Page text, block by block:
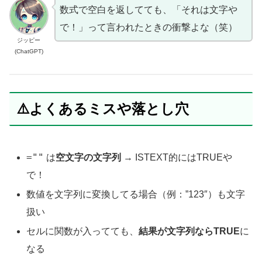
ジッピー
(ChatGPT)
数式で空白を返してても、「それは文字や
で！」って言われたときの衝撃よな（笑）
⚠️よくあるミスや落とし穴
="" は空文字の文字列 → ISTEXT的にはTRUEや
で！
数値を文字列に変換してる場合（例：”123″）も文字
扱い
セルに関数が入ってても、結果が文字列ならTRUEに
なる